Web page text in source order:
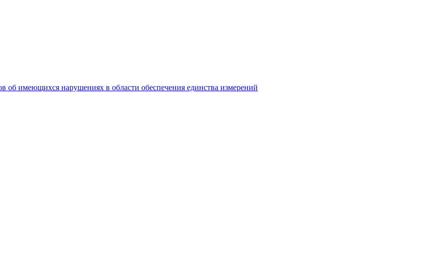
имеющихся нарушениях в области обеспечения единства измерений